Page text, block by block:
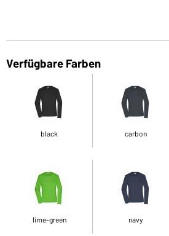
Verfügbare Farben
black carbon
lime-green navy